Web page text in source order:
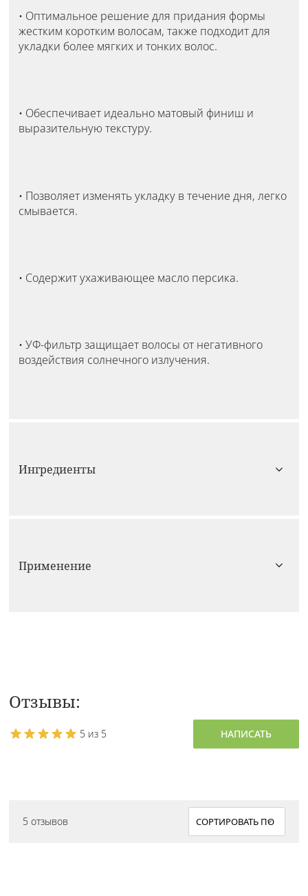
• Оптимальное решение для придания формы
жестким коротким волосам, также подходит для
укладки более мягких и тонких волос.
• Обеспечивает идеально матовый финиш и
выразительную текстуру.
• Позволяет изменять укладку в течение дня, легко
смывается.
• Содержит ухаживающее масло персика.
• УФ-фильтр защищает волосы от негативного
воздействия солнечного излучения.
Ингредиенты
Применение
Отзывы:
5 из 5 НАПИСАТЬ
5 отзывов